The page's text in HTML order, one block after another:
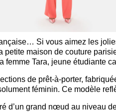
Si vous aimez les
petite maison de couture
femme Tara, jeune étudiante
de prêt-à-porter,
féminin. Ce modèle
d’un grand nœud au niveau